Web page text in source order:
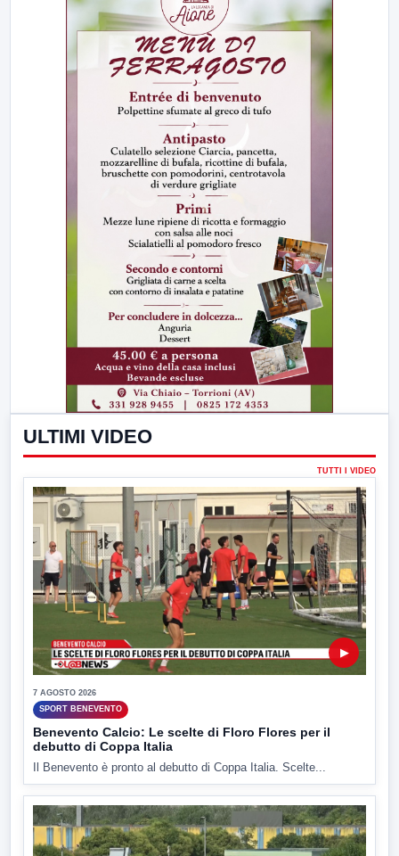
ULTIMI VIDEO
TUTTI I VIDEO
▶
7 AGOSTO 2026
SPORT BENEVENTO
Benevento Calcio: Le scelte di Floro Flores per il
debutto di Coppa Italia
Il Benevento è pronto al debutto di Coppa Italia. Scelte...